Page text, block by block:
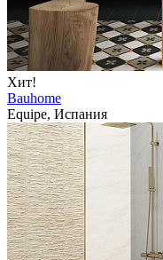
Хит!
Bauhome
Equipe, Испания